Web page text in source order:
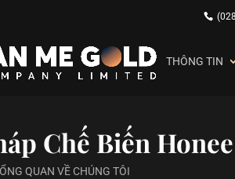
THÔNG TIN
Chế Biến Honee
QUAN VỀ CHÚNG TÔI